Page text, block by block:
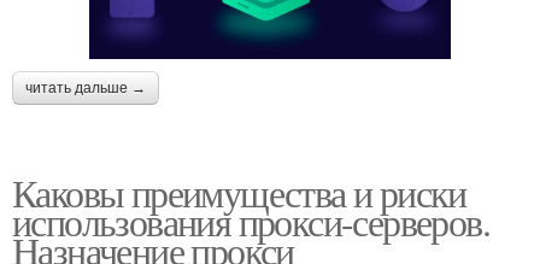
читать дальше →
Каковы преимущества и риски
использования прокси-серверов.
Назначение прокси